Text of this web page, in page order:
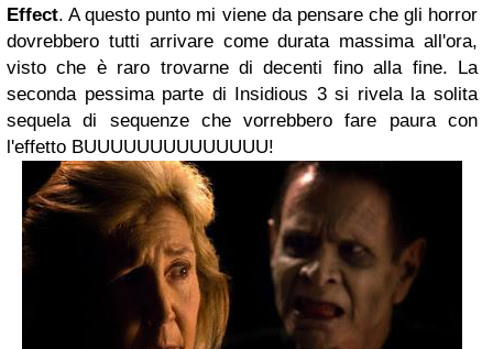
Effect. A questo punto mi viene da pensare che gli horror
dovrebbero tutti arrivare come durata massima all'ora,
visto che è raro trovarne di decenti fino alla fine. La
seconda pessima parte di Insidious 3 si rivela la solita
sequela di sequenze che vorrebbero fare paura con
l'effetto BUUUUUUUUUUUUUU!